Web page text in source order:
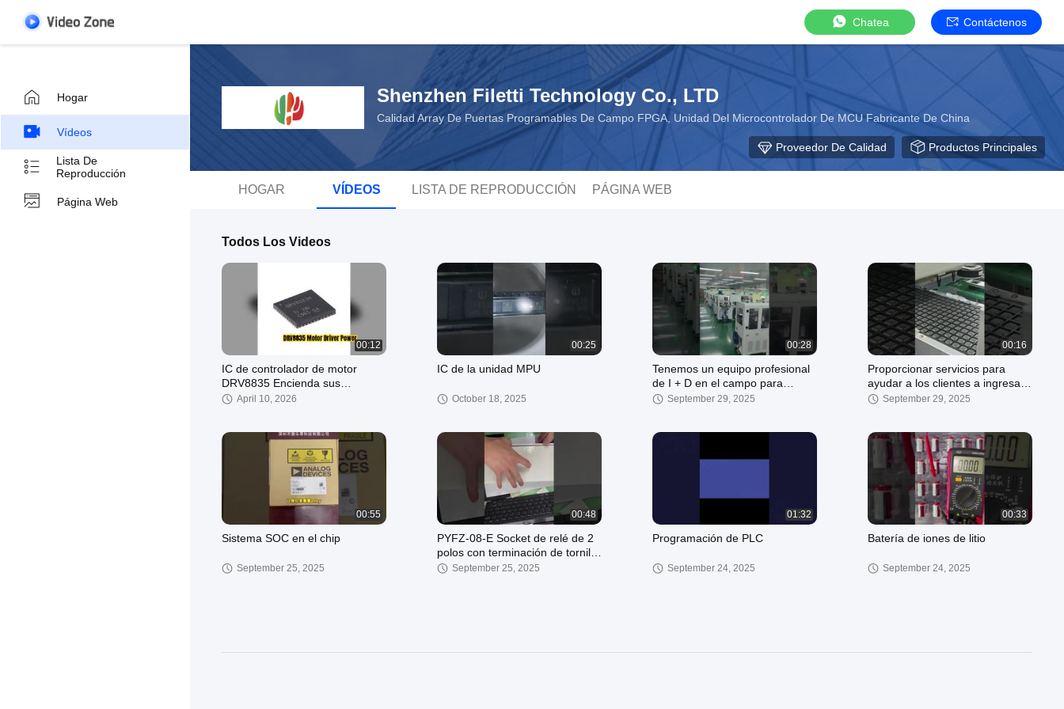
Chatea Contáctenos
Hogar
Vídeos
Lista De
Reproducción
Página Web
Shenzhen Filetti Technology Co., LTD
Calidad Array De Puertas Programables De Campo FPGA, Unidad Del Microcontrolador De MCU Fabricante De China
Proveedor De Calidad Productos Principales
HOGAR VÍDEOS LISTA DE REPRODUCCIÓN PÁGINA WEB
Todos Los Videos
00:12
IC de controlador de motor
DRV8835 Encienda sus
proyectos
April 10, 2026
00:25
IC de la unidad MPU
October 18, 2025
00:28
Tenemos un equipo profesional
de I + D en el campo para
proporcionar productos con la
September 29, 2025
00:16
Proporcionar servicios para
ayudar a los clientes a ingresar
a los programas
September 29, 2025
00:55
Sistema SOC en el chip
September 25, 2025
00:48
PYFZ-08-E Socket de relé de 2
polos con terminación de tornillo
y 10 A de corriente nominal para
September 25, 2025
01:32
Programación de PLC
September 24, 2025
00:33
Batería de iones de litio
September 24, 2025